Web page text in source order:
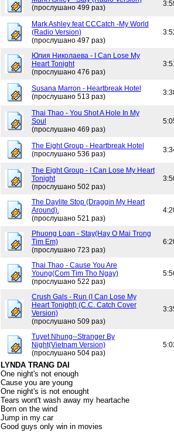
(прослушано 499 раз)
Mark Ashley feat CCCatch -My World
(Radio Version)
(прослушано 497 раз)
Юлия Николаева - I Can Lose My
Heart Tonight
(прослушано 476 раз)
Susana Marron - Heartbreak Hotel
(прослушано 513 раз)
Thai Thao - You Shot A Hole In My
Soul
(прослушано 469 раз)
The Eight Group - Heartbreak Hotel
(прослушано 536 раз)
The Eight Group - I Can Lose My Heart
Tonight
(прослушано 502 раз)
The Daylite Stop (Draggin My Heart
Around).
(прослушано 521 раз)
Phuong Loan - Stay(Hay O Mai Trong
Tim Em)
(прослушано 723 раз)
Thai Thao - Cause You Are
Young(Com Tim Tho Ngay)
(прослушано 522 раз)
Crush Gals - Run (I Can Lose My
Heart Tonight) (C.C. Catch Cover
Version)
(прослушано 509 раз)
Tuyet Nhung--Stranger By
Night(Vietnam Version)
(прослушано 504 раз)
LYNDA TRANG DAI
One night's not enough
Cause you are young
One night's is not enought
Tears wont't wash away my heartache
Born on the wind
Jump in my car
Good guys only win in movies